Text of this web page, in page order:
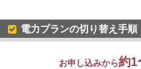
電力プランの切り替え手順
お申し込みから約1